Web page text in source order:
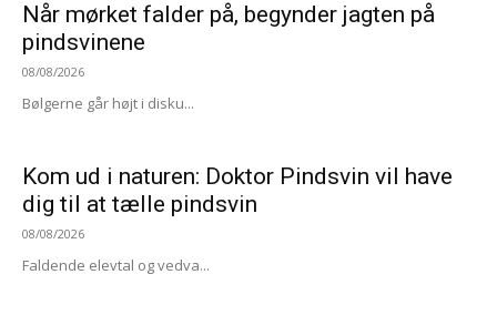
Når mørket falder på, begynder jagten på
pindsvinene
08/08/2026
Bølgerne går højt i disku...
Kom ud i naturen: Doktor Pindsvin vil have
dig til at tælle pindsvin
08/08/2026
Faldende elevtal og vedva...